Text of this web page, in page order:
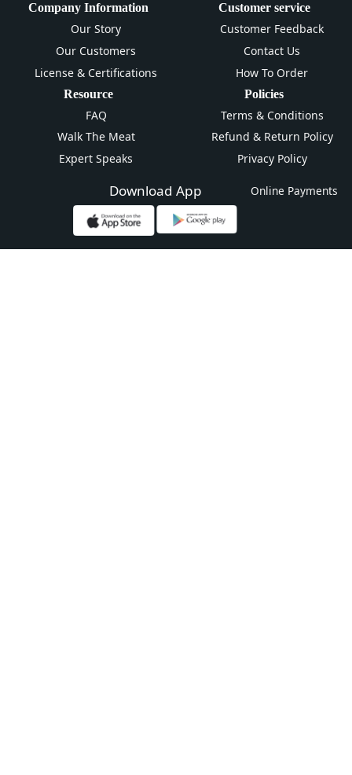
Company Information
Our Story
Our Customers
License & Certifications
Customer service
Customer Feedback
Contact Us
How To Order
Resource
FAQ
Walk The Meat
Expert Speaks
Policies
Terms & Conditions
Refund & Return Policy
Privacy Policy
Download App Online Payments